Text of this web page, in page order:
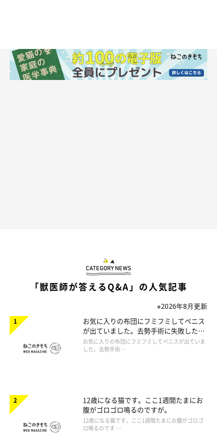
「獣医師が答えるQ&A」の人気記事
※2026年8月更新
お気に入りの布団にフミフミしてペニス
が出ていました。去勢手術に失敗したの
でしょうか。
お気に入りの布団にフミフミしてペニスが出ていま
した。去勢手術 …
12歳になる猫です。ここ1週間たまにお
腹がゴロゴロ鳴るのですが。
12歳になる猫です。ここ1週間たまにお腹がゴロゴ
ロ鳴るのです …